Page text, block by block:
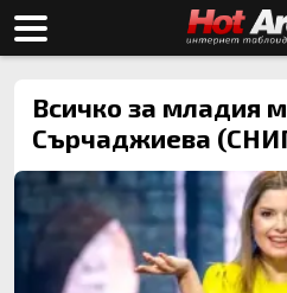
Всичко за младия
Сърчаджиева